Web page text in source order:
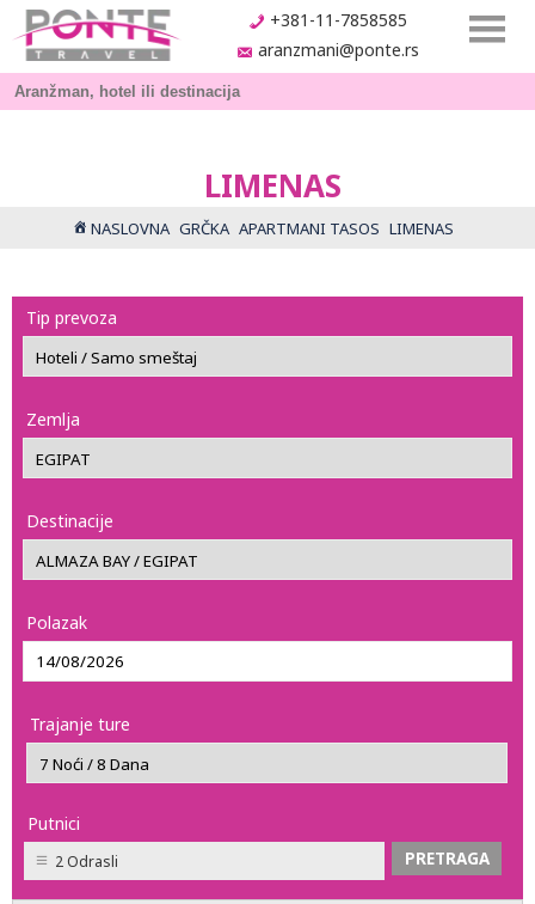
+381-11-7858585
aranzmani@ponte.rs
LIMENAS
NASLOVNA GRČKA APARTMANI TASOS LIMENAS
Tip prevoza
Zemlja
Destinacije
Polazak
Trajanje ture
Putnici
2 Odrasli